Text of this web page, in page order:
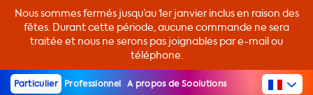
Nous sommes fermés jusqu’au 1er janvier inclus en raison des
fêtes. Durant cette période, aucune commande ne sera
traitée et nous ne serons pas joignables par e-mail ou
téléphone.
Particulier Professionnel A propos de Soolutions